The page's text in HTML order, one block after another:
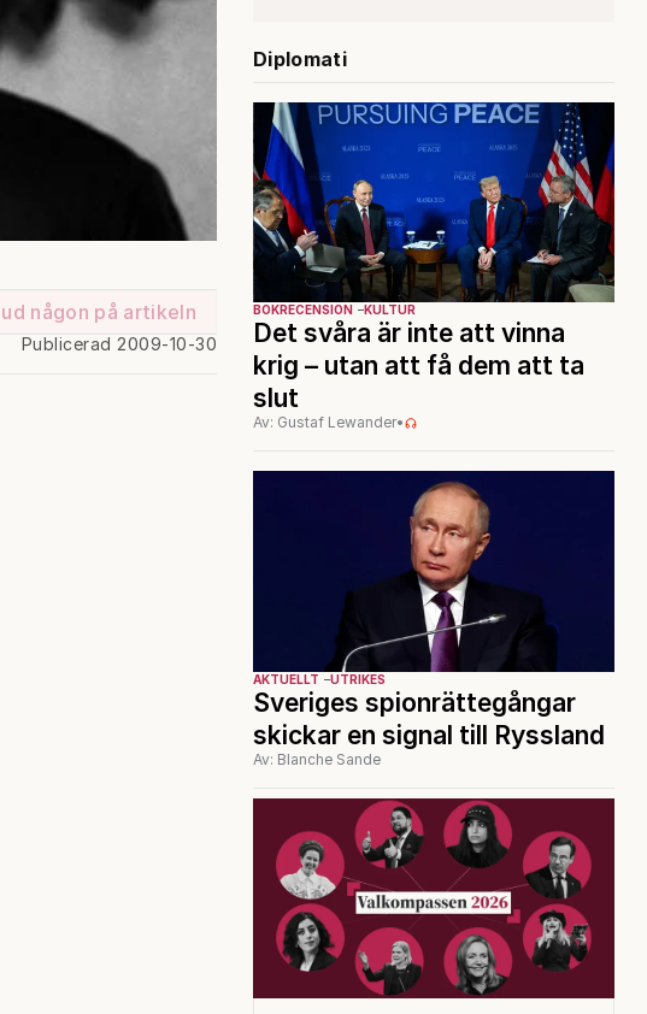
någon på artikeln
Publicerad 2009-10-30
Diplomati
BOKRECENSION KULTUR
Det svåra är inte att vinna
krig – utan att få dem att ta
slut
Av: Gustaf Lewander•
AKTUELLT UTRIKES
Sveriges spionrättegångar
skickar en signal till Ryssland
Av: Blanche Sande